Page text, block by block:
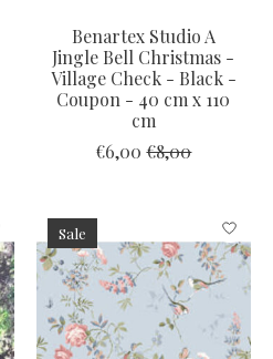
Benartex Studio A
Jingle Bell Christmas -
Village Check - Black -
Coupon - 40 cm x 110
cm
€6,00 €8,00
Sale